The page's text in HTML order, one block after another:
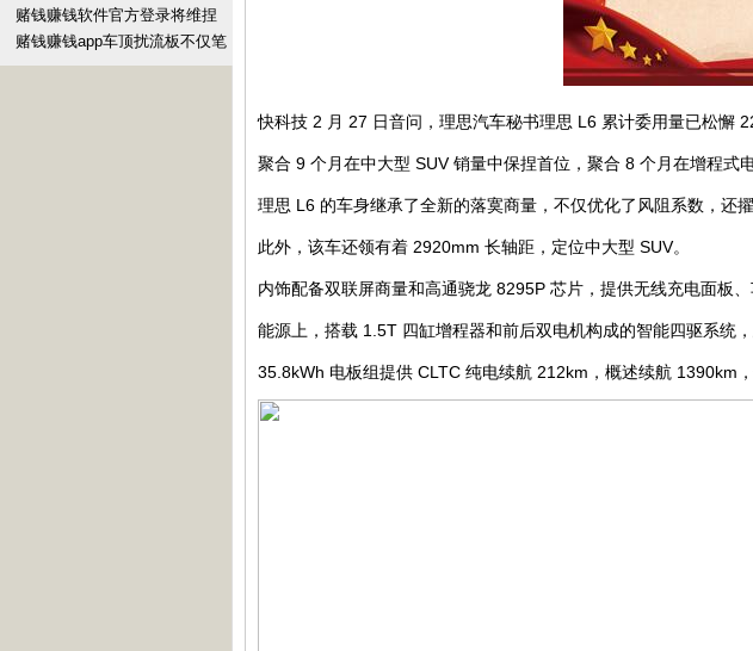
快科技 2 月 27 日音问，理思汽车秘书理思 L6 累计委用量已松懈
聚合 9 个月在中大型 SUV 销量中保捏首位，聚合 8 个月在增程式
理思 L6 的车身继承了全新的落寞商量，不仅优化了风阻系数，还擢
此外，该车还领有着 2920mm 长轴距，定位中大型 SUV。
内饰配备双联屏商量和高通骁龙 8295P 芯片，提供无线充电面板
能源上，搭载 1.5T 四缸增程器和前后双电机构成的智能四驱系统
35.8kWh 电板组提供 CLTC 纯电续航 212km，概述续航 1390km
钱的软件下载
理当缜密安全性-手机押大小赌
钱的软件下载
赌钱赚钱软件官方登录将维捏
与潮水完整琢磨-手机押大小赌
钱的软件下载
赌钱赚钱app车顶扰流板不仅笔
直且微微上翘-手机押大小赌钱